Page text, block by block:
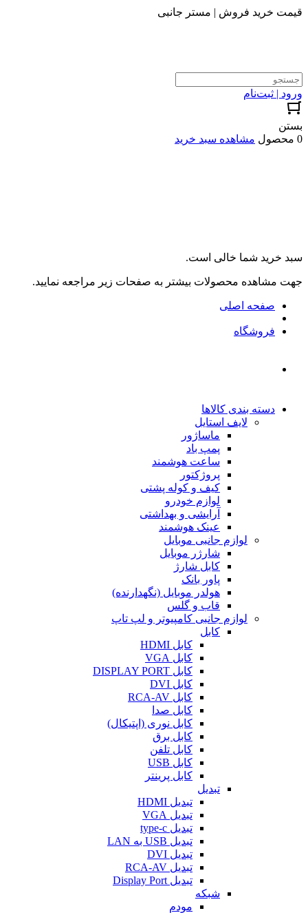
قیمت خرید فروش | مستر جانبی
ورود | ثبت‌نام
بستن
0 محصول
مشاهده سبد خرید
سبد خرید شما خالی است.
جهت مشاهده محصولات بیشتر به صفحات زیر مراجعه نمایید.
صفحه اصلی
فروشگاه
دسته بندی کالاها
لایف استایل
ماساژور
پمپ باد
ساعت هوشمند
پروژکتور
کیف و کوله پشتی
لوازم خودرو
آرایشی و بهداشتی
عینک هوشمند
لوازم جانبی موبایل
شارژر موبایل
کابل شارژ
پاور بانک
هولدر موبایل (نگهدارنده)
قاب و گلس
لوازم جانبی کامپیوتر و لپ تاپ
کابل
کابل HDMI
کابل VGA
کابل DISPLAY PORT
کابل DVI
کابل RCA-AV
کابل صدا
کابل نوری (اپتیکال)
کابل برق
کابل تلفن
کابل USB
کابل پرینتر
تبدیل
تبدیل HDMI
تبدیل VGA
تبدیل type-c
تبدیل USB به LAN
تبدیل DVI
تبدیل RCA-AV
تبدیل Display Port
شبکه
مودم